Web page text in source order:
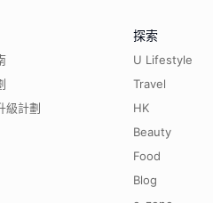
級計劃
探索
U Lifestyle
Travel
HK
Beauty
Food
Blog